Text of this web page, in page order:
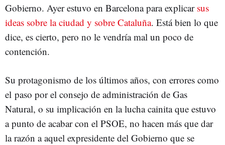
Gobierno. Ayer estuvo en Barcelona para explicar sus
ideas sobre la ciudad y sobre Cataluña. Está bien lo que
dice, es cierto, pero no le vendría mal un poco de
contención.
Su protagonismo de los últimos años, con errores como
el paso por el consejo de administración de Gas
Natural, o su implicación en la lucha cainita que estuvo
a punto de acabar con el PSOE, no hacen más que dar
la razón a aquel expresidente del Gobierno que se